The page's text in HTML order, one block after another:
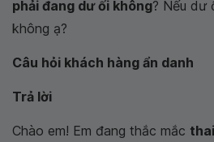
phải đang dư ối không? Nếu dư
không ạ?
Câu hỏi khách hàng ẩn danh
Trả lời
Chào em! Em đang thắc mắc